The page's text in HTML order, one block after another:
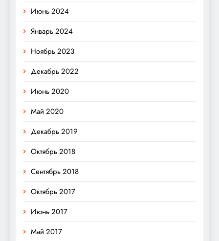
Июнь 2024
Январь 2024
Ноябрь 2023
Декабрь 2022
Июнь 2020
Май 2020
Декабрь 2019
Октябрь 2018
Сентябрь 2018
Октябрь 2017
Июнь 2017
Май 2017